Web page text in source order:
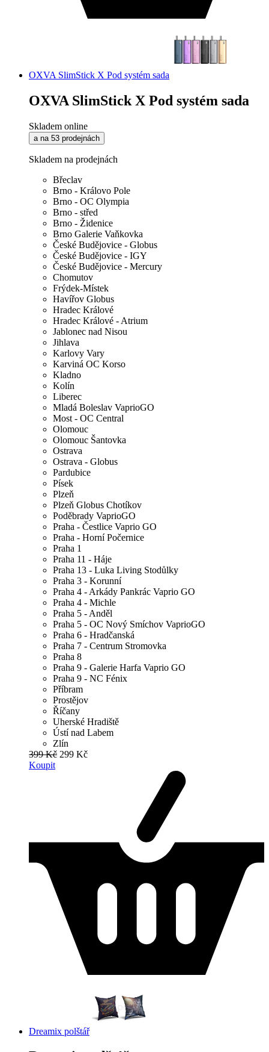
OXVA SlimStick X Pod systém sada
OXVA SlimStick X Pod systém sada
Skladem online
a na 53 prodejnách
Skladem na prodejnách
Břeclav
Brno - Královo Pole
Brno - OC Olympia
Brno - střed
Brno - Židenice
Brno Galerie Vaňkovka
České Budějovice - Globus
České Budějovice - IGY
České Budějovice - Mercury
Chomutov
Frýdek-Místek
Havířov Globus
Hradec Králové
Hradec Králové - Atrium
Jablonec nad Nisou
Jihlava
Karlovy Vary
Karviná OC Korso
Kladno
Kolín
Liberec
Mladá Boleslav VaprioGO
Most - OC Central
Olomouc
Olomouc Šantovka
Ostrava
Ostrava - Globus
Pardubice
Písek
Plzeň
Plzeň Globus Chotíkov
Poděbrady VaprioGO
Praha - Čestlice Vaprio GO
Praha - Horní Počernice
Praha 1
Praha 11 - Háje
Praha 13 - Luka Living Stodůlky
Praha 3 - Korunní
Praha 4 - Arkády Pankrác Vaprio GO
Praha 4 - Michle
Praha 5 - Anděl
Praha 5 - OC Nový Smíchov VaprioGO
Praha 6 - Hradčanská
Praha 7 - Centrum Stromovka
Praha 8
Praha 9 - Galerie Harfa Vaprio GO
Praha 9 - NC Fénix
Příbram
Prostějov
Říčany
Uherské Hradiště
Ústí nad Labem
Zlín
399 Kč 299 Kč
Koupit
Dreamix polštář